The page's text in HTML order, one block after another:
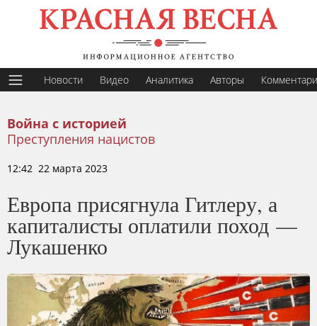
Новости Видео Аналитика Авторы
Война с историей
Преступления нацистов
12:42 22 марта 2023
Европа присягнула Гитлеру, а
капиталисты оплатили поход —
Лукашенко